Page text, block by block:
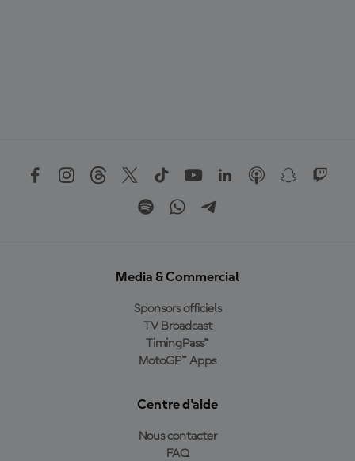
Media & Commercial
Sponsors officiels
TV Broadcast
TimingPass™
MotoGP™ Apps
Centre d'aide
Nous contacter
FAQ